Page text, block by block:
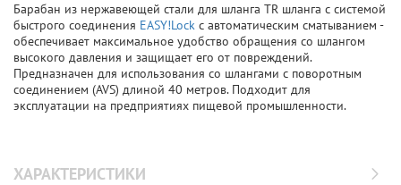
Барабан из нержавеющей стали для шланга TR шланга с системой
быстрого соединения EASY!Lock с автоматическим сматыванием -
обеспечивает максимальное удобство обращения со шлангом
высокого давления и защищает его от повреждений.
Предназначен для использования со шлангами с поворотным
соединением (AVS) длиной 40 метров. Подходит для
эксплуатации на предприятиях пищевой промышленности.
ХАРАКТЕРИСТИКИ